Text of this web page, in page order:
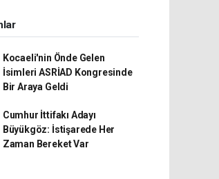
Kocaeli'nin Önde Gelen
İsimleri ASRİAD Kongresinde
Bir Araya Geldi
Cumhur İttifakı Adayı
Büyükgöz: İstişarede Her
Zaman Bereket Var